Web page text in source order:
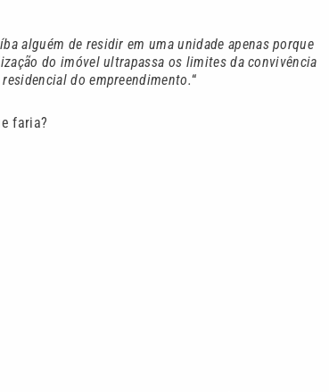
alguém de residir em uma unidade apenas porque
do imóvel ultrapassa os limites da convivência
do empreendimento.“
faria?